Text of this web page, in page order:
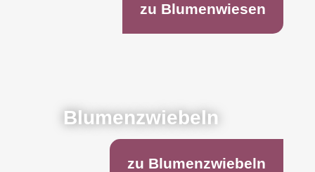
zu Blumenwiesen
Blumenzwiebeln
zu Blumenzwiebeln